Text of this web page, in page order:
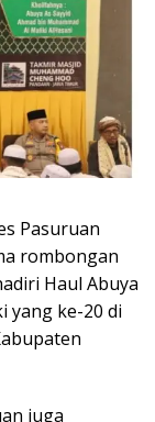
Pasuruan
rombongan
Haul Abuya
yang ke-20 di
juga